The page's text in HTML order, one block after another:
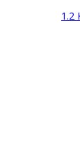
1.2